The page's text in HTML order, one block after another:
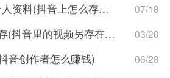
抖音上怎么存放个人资料(抖音上怎么存放个人资料呢) 07/18
抖音 里的视频 另存(抖音里的视频另存在哪里) 03/20
音创作者怎么赚钱) 06/28